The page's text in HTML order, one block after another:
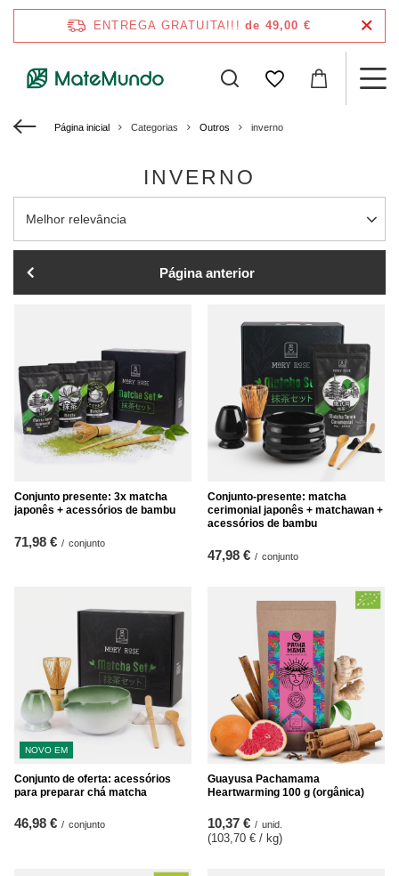
ENTREGA GRATUITA!!! de 49,00 €
Página inicial Categorias Outros inverno
INVERNO
Alterar a ordenação
Melhor relevância
Página anterior
Conjunto presente: 3x matcha
japonês + acessórios de bambu
71,98 € / conjunto
Conjunto-presente: matcha
cerimonial japonês + matchawan +
acessórios de bambu
47,98 € / conjunto
NOVO EM
Conjunto de oferta: acessórios
para preparar chá matcha
46,98 € / conjunto
Guayusa Pachamama
Heartwarming 100 g (orgânica)
10,37 € / unid.
(103,70 € / kg)